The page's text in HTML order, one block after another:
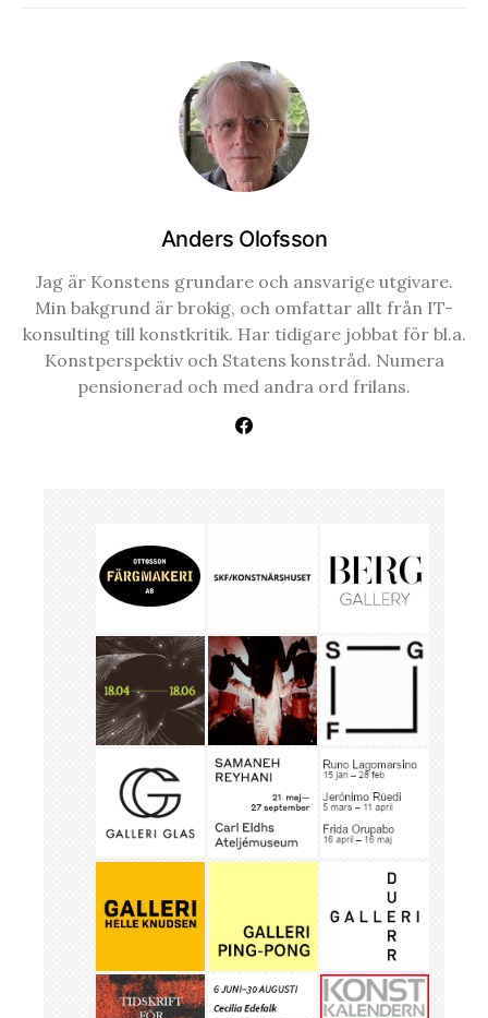
Anders Olofsson
Jag är Konstens grundare och ansvarige utgivare.
Min bakgrund är brokig, och omfattar allt från IT-
konsulting till konstkritik. Har tidigare jobbat för bl.a.
Konstperspektiv och Statens konstråd. Numera
pensionerad och med andra ord frilans.